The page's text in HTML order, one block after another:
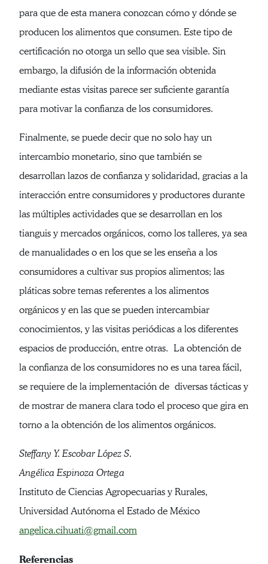
para que de esta manera conozcan cómo y dónde se
producen los alimentos que consumen. Este tipo de
certificación no otorga un sello que sea visible. Sin
embargo, la difusión de la información obtenida
mediante estas visitas parece ser suficiente garantía
para motivar la confianza de los consumidores.
Finalmente, se puede decir que no solo hay un
intercambio monetario, sino que también se
desarrollan lazos de confianza y solidaridad, gracias a la
interacción entre consumidores y productores durante
las múltiples actividades que se desarrollan en los
tianguis y mercados orgánicos, como los talleres, ya sea
de manualidades o en los que se les enseña a los
consumidores a cultivar sus propios alimentos; las
pláticas sobre temas referentes a los alimentos
orgánicos y en las que se pueden intercambiar
conocimientos, y las visitas periódicas a los diferentes
espacios de producción, entre otras. La obtención de
la confianza de los consumidores no es una tarea fácil,
se requiere de la implementación de diversas tácticas y
de mostrar de manera clara todo el proceso que gira en
torno a la obtención de los alimentos orgánicos.
Steffany Y. Escobar López S.
Angélica Espinoza Ortega
Instituto de Ciencias Agropecuarias y Rurales,
Universidad Autónoma el Estado de México
angelica.cihuati@gmail.com
Referencias